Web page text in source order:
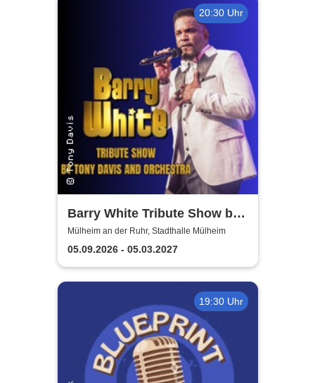
20:30 Uhr
Barry White Tribute Show by
Tony Davis and Orchestra
Mülheim an der Ruhr, Stadthalle Mülheim
05.09.2026 - 05.03.2027
19:30 Uhr